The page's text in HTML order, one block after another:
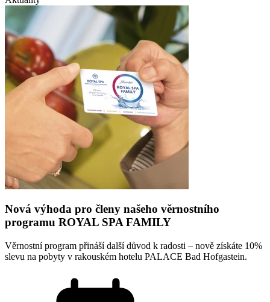
Nová výhoda pro členy našeho věrnostního
programu ROYAL SPA FAMILY
Věrnostní program přináší další důvod k radosti – nově získáte 10%
slevu na pobyty v rakouském hotelu PALACE Bad Hofgastein.